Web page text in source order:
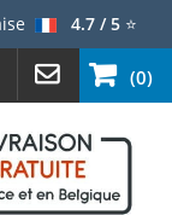
4.7 / 5⭐
(0)